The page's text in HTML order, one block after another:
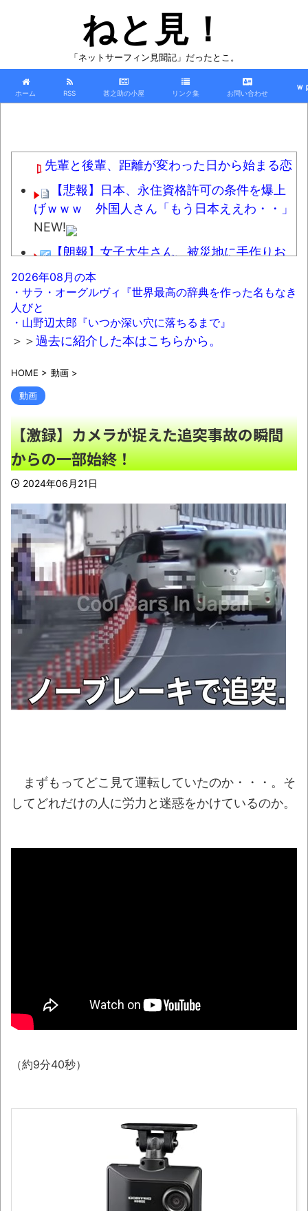
ねと見！
「ネットサーフィン見聞記」だったとこ。
ホーム RSS 甚之助の小屋 リンク集 お問い合わせ
ｗ
先輩と後輩、距離が変わった日から始まる恋
【悲報】日本、永住資格許可の条件を爆上
げｗｗｗ 外国人さん「もう日本ええわ・・」
NEW!
【朗報】女子大生さん、被災地に手作りお
にぎりを出荷
【動画】かもしれない運転、限界突破NEW!
【悲報】週刊少年ジャンプ、ひっそりとヤ
【驚愕】ニートをビビらせる最強コピペが
コチラｗｗｗｗｗｗｗｗｗｗｗｗｗｗｗ
【悲報】町のお弁当屋さん「申し訳ないが
消費税1%になったらその分商品代を値上げす
るわ」「うちも！」
なぁ、永久機関ってなんで絶対に作れない
ん？NEW!
【画像】福岡、こんなのが普通に走ってる
ｗｗｗｗｗｗｗｗｗｗｗｗｗｗｗｗNEW!
兵庫斎藤知事、県の海外事務所を全廃へ
「公務員が海外で遊ぶためにあるだけ」NEW!
「国旗損壊罪は違憲」憲法研究者199人、廃
止を求めて声明 ←なら国旗破損して逮捕され
て裁判すればNEW!
ドアノブの修理を頼んだら…とんでもない事に
なった
NEW!
ん、配信中に自殺かとか 元ジャンポケ・斉藤
慎二被告に懲役7年求刑とか 東野圭吾さん、
YouTubeの広告に流れてきた“冷凍庫の霜取
【06日の新刊】「妹は知っている 8」
「ヤニねこ 13」「平成敗残兵すみれちゃん
11」「税金で買った本 20」
ロープと滑車と犬マスクでエクストリーム
2026年08月の本
・サラ・オーグルヴィ『世界最高の辞典を作った名もなき
人びと
・山野辺太郎『いつか深い穴に落ちるまで』
＞＞過去に紹介した本はこちらから。
HOME > 動画 >
動画
【激録】カメラが捉えた追突事故の瞬間
からの一部始終！
2024年06月21日
まずもってどこ見て運転していたのか・・・。そ
してどれだけの人に労力と迷惑をかけているのか。
（約9分40秒）